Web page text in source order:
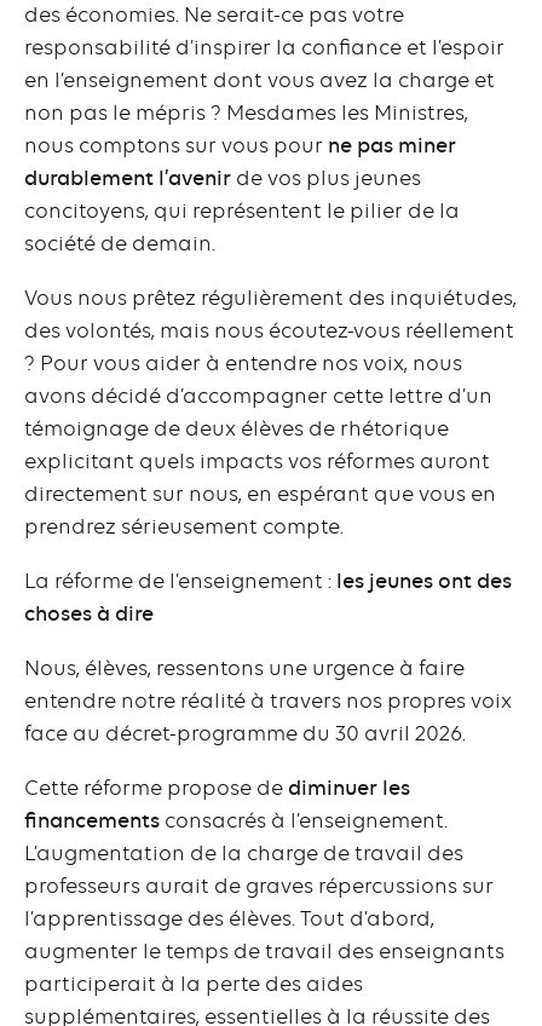
des économies. Ne serait-ce pas votre
responsabilité d’inspirer la confiance et l’espoir
en l’enseignement dont vous avez la charge et
non pas le mépris ? Mesdames les Ministres,
nous comptons sur vous pour ne pas miner
durablement l’avenir de vos plus jeunes
concitoyens, qui représentent le pilier de la
société de demain.
Vous nous prêtez régulièrement des inquiétudes,
des volontés, mais nous écoutez-vous réellement
? Pour vous aider à entendre nos voix, nous
avons décidé d’accompagner cette lettre d’un
témoignage de deux élèves de rhétorique
explicitant quels impacts vos réformes auront
directement sur nous, en espérant que vous en
prendrez sérieusement compte.
La réforme de l’enseignement : les jeunes ont des
choses à dire
Nous, élèves, ressentons une urgence à faire
entendre notre réalité à travers nos propres voix
face au décret-programme du 30 avril 2026.
Cette réforme propose de diminuer les
financements consacrés à l’enseignement.
L’augmentation de la charge de travail des
professeurs aurait de graves répercussions sur
l’apprentissage des élèves. Tout d’abord,
augmenter le temps de travail des enseignants
participerait à la perte des aides
supplémentaires, essentielles à la réussite des